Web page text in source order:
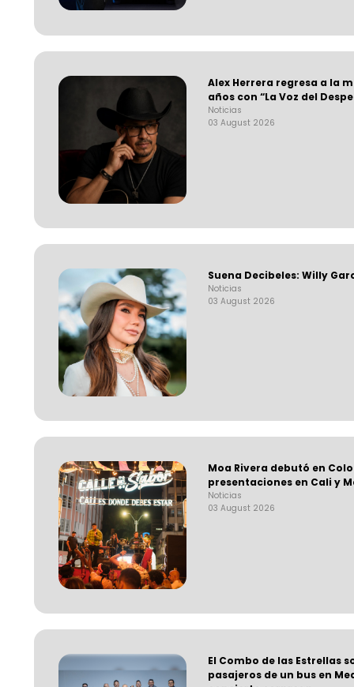
Alex Herrera regresa a la
años con “La Voz del
Noticias
03 August 2026
Suena Decibeles: Willy
Noticias
03 August 2026
Moa Rivera debutó en
presentaciones en Cali y
Noticias
03 August 2026
El Combo de las Estrellas
pasajeros de un bus en